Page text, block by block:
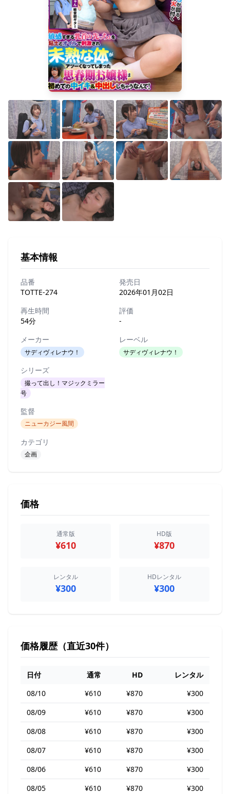
基本情報
品番
TOTTE-274
発売日
2026年01月02日
再生時間
54分
評価
-
メーカー
サディヴィレナウ！
レーベル
サディヴィレナウ！
シリーズ
撮って出し！マジックミラー
号
監督
ニューカジー風間
カテゴリ
企画
価格
通常版
¥610
HD版
¥870
レンタル
¥300
HDレンタル
¥300
価格履歴（直近30件）
日付 通常 HD
レンタル
08/10
¥610 ¥870
¥300
08/09
¥610 ¥870
¥300
08/08
¥610 ¥870
¥300
08/07
¥610 ¥870
¥300
08/06
¥610 ¥870
¥300
08/05
¥610 ¥870 ¥300